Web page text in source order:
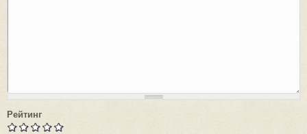
Рейтинг